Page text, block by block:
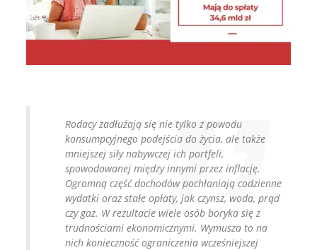
Rodacy zadłużają się nie tylko z powodu
konsumpcyjnego podejścia do życia, ale także
mniejszej siły nabywczej ich portfeli,
spowodowanej między innymi przez inflację.
Ogromną część dochodów pochłaniają codzienne
wydatki oraz stałe opłaty, jak czynsz, woda, prąd
czy gaz. W rezultacie wiele osób boryka się z
trudnościami ekonomicznymi. Wymusza to na
nich konieczność ograniczenia wcześniejszej